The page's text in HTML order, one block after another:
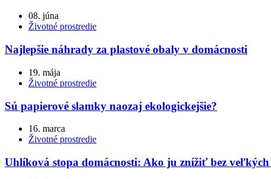
08. júna
Životné prostredie
Najlepšie náhrady za plastové obaly v domácnosti
19. mája
Životné prostredie
Sú papierové slamky naozaj ekologickejšie?
16. marca
Životné prostredie
Uhlíková stopa domácnosti: Ako ju znížiť bez veľkých